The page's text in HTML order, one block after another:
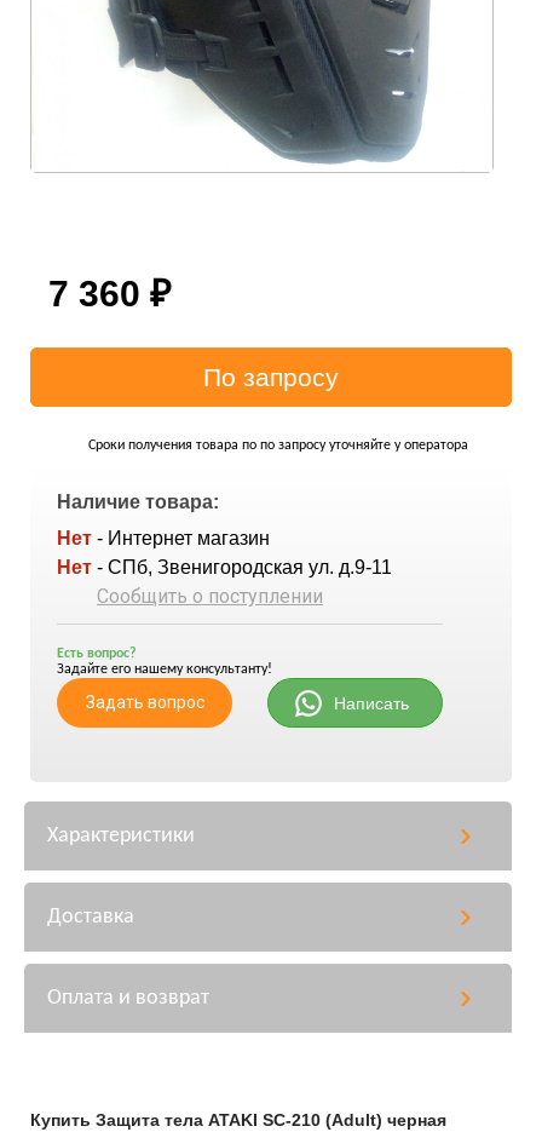
7 360 ₽
Сроки получения товара по по запросу уточняйте у оператора
Наличие товара:
Нет - Интернет магазин
Нет - СПб, Звенигородская ул. д.9-11
Сообщить о поступлении
Есть вопрос?
Задайте его нашему консультанту!
Задать вопрос Написать
Характеристики
Доставка
Оплата и возврат
Купить Защита тела ATAKI SC-210 (Adult) черная